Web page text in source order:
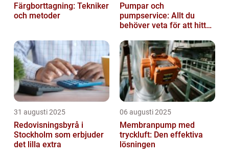
Färgborttagning: Tekniker
och metoder
Pumpar och
pumpservice: Allt du
behöver veta för att hitta
31 augusti 2025
Redovisningsbyrå i
Stockholm som erbjuder
det lilla extra
06 augusti 2025
Membranpump med
tryckluft: Den effektiva
lösningen